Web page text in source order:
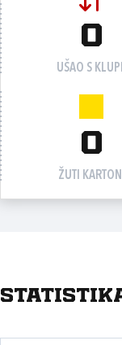
0
UŠAO S
0
ŽUTI KARTONI
Statistika